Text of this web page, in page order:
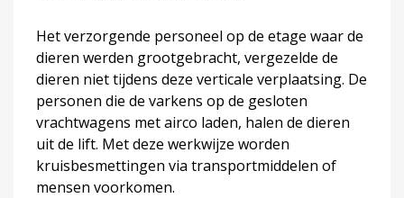
Het verzorgende personeel op de etage waar de
dieren werden grootgebracht, vergezelde de
dieren niet tijdens deze verticale verplaatsing. De
personen die de varkens op de gesloten
vrachtwagens met airco laden, halen de dieren
uit de lift. Met deze werkwijze worden
kruisbesmettingen via transportmiddelen of
mensen voorkomen.